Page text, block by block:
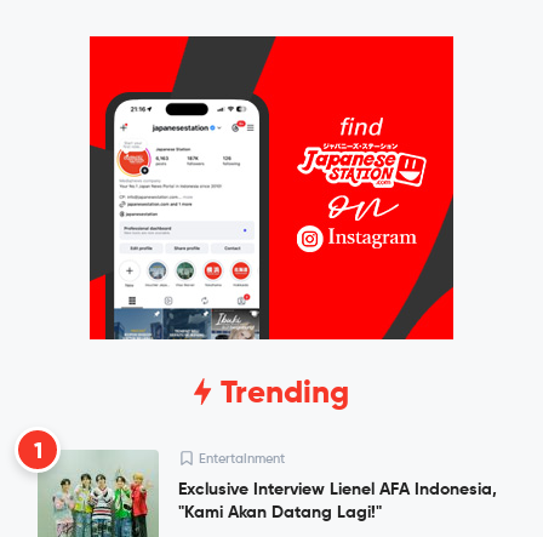
Trending
1 Entertainment
Exclusive Interview Lienel AFA Indonesia,
"Kami Akan Datang Lagi!"